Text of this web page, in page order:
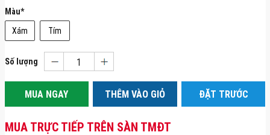
Màu*
Xám
Tím
Số lượng
MUA NGAY THÊM VÀO GIỎ ĐẶT TRƯỚC
MUA TRỰC TIẾP TRÊN SÀN TMĐT